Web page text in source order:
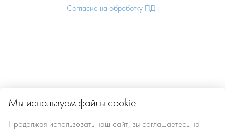
Согласие на обработку ПДн
Мы используем файлы cookie
Продолжая использовать наш сайт, вы соглашаетесь на